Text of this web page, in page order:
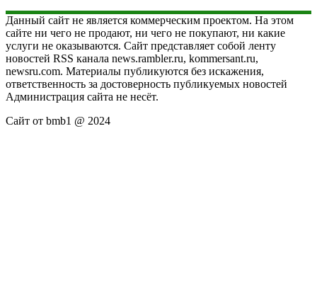
Данный сайт не является коммерческим проектом. На этом
сайте ни чего не продают, ни чего не покупают, ни какие
услуги не оказываются. Сайт представляет собой ленту
новостей RSS канала news.rambler.ru, kommersant.ru,
newsru.com. Материалы публикуются без искажения,
ответственность за достоверность публикуемых новостей
Администрация сайта не несёт.
Сайт от bmb1 @ 2024